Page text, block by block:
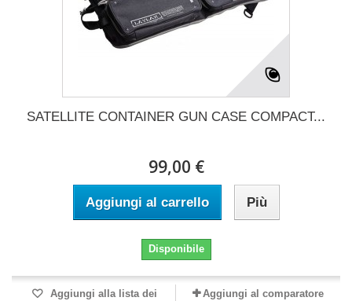
SATELLITE CONTAINER GUN CASE COMPACT...
99,00 €
Aggiungi al carrello Più
Disponibile
Aggiungi alla lista dei
Aggiungi al comparatore